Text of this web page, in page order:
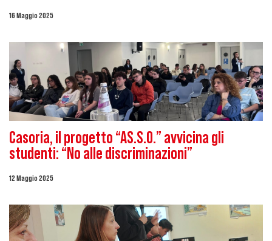
16 Maggio 2025
Casoria, il progetto “AS.S.O.” avvicina gli
studenti: “No alle discriminazioni”
12 Maggio 2025